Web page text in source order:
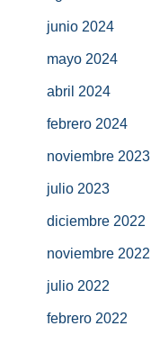
junio 2024
mayo 2024
abril 2024
febrero 2024
noviembre 2023
julio 2023
diciembre 2022
noviembre 2022
julio 2022
febrero 2022